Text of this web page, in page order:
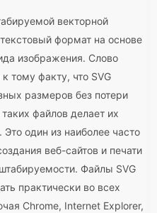
векторной
формат на основе
изображения. Слово
тому факту, что SVG
размеров без потери
файлов делает их
один из наиболее часто
веб-сайтов и печати
Файлы SVG
практически во всех
Chrome, Internet Explorer,